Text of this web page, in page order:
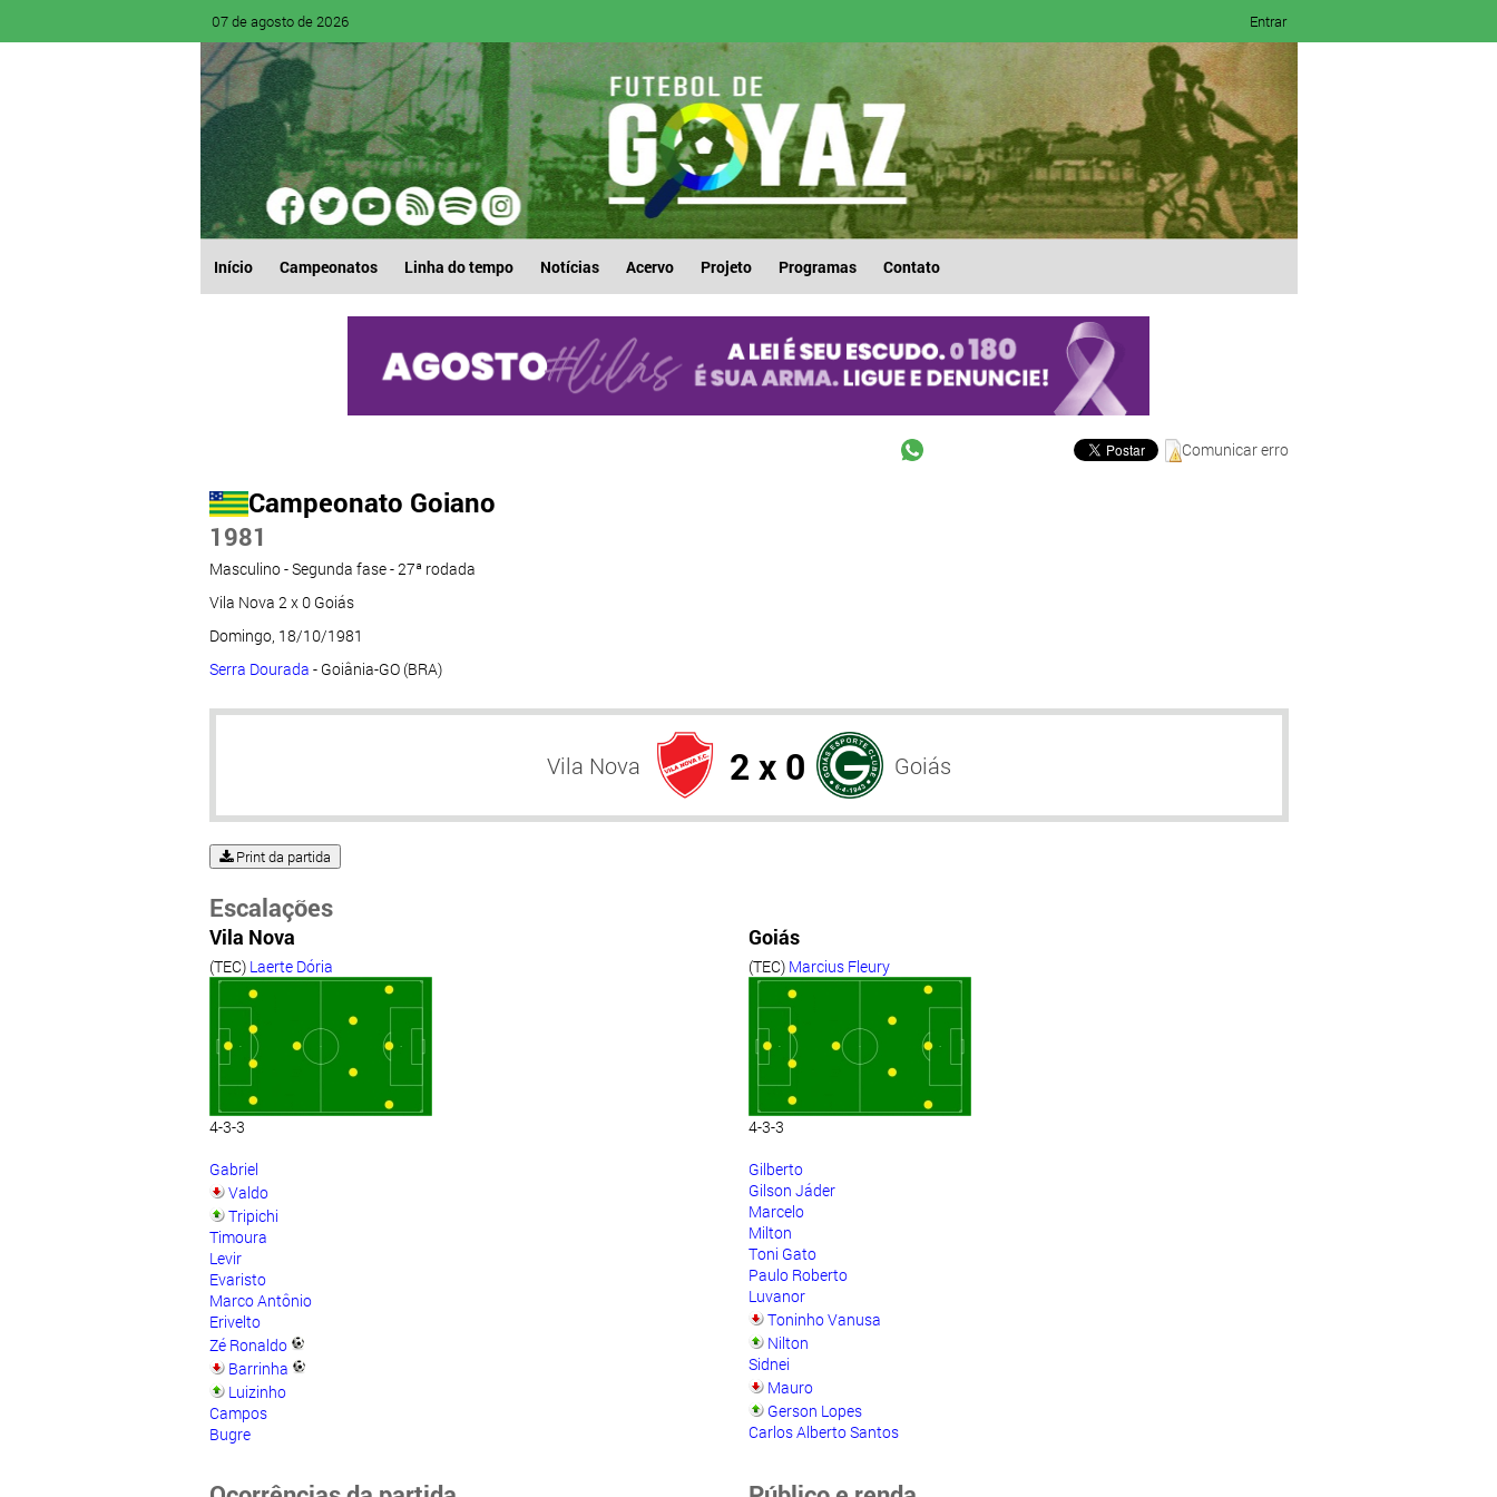
07 de agosto de 2026 Entrar
Início Campeonatos Linha do tempo Notícias Acervo Projeto Programas Contato
Comunicar erro
Campeonato Goiano
1981
Masculino - Segunda fase - 27ª rodada
Vila Nova 2 x 0 Goiás
Domingo, 18/10/1981
Serra Dourada - Goiânia-GO (BRA)
Vila Nova 2 x 0 Goiás
Print da partida
Escalações
Vila Nova
(TEC) Laerte Dória
4-3-3
Gabriel
Valdo
Tripichi
Timoura
Levir
Evaristo
Marco Antônio
Erivelto
Zé Ronaldo
Barrinha
Luizinho
Campos
Bugre
Goiás
(TEC) Marcius Fleury
4-3-3
Gilberto
Gilson Jáder
Marcelo
Milton
Toni Gato
Paulo Roberto
Luvanor
Toninho Vanusa
Nilton
Sidnei
Mauro
Gerson Lopes
Carlos Alberto Santos